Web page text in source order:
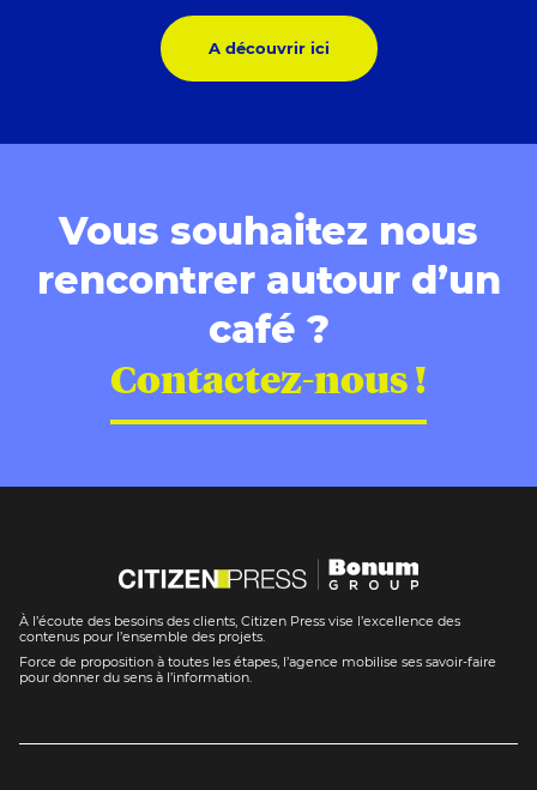
A découvrir ici
Vous souhaitez nous
rencontrer autour d’un
café ?
Contactez-nous !
À l’écoute des besoins des clients, Citizen Press vise l’excellence des
contenus pour l’ensemble des projets.
Force de proposition à toutes les étapes, l’agence mobilise ses savoir-faire
pour donner du sens à l’information.